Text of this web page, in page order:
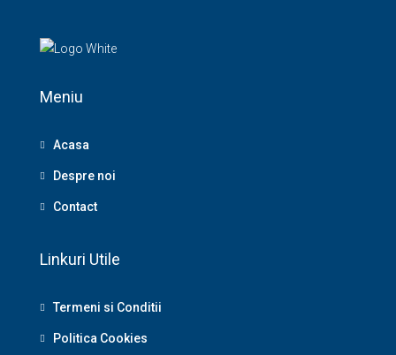
Meniu
Acasa
Despre noi
Contact
Linkuri Utile
Termeni si Conditii
Politica Cookies